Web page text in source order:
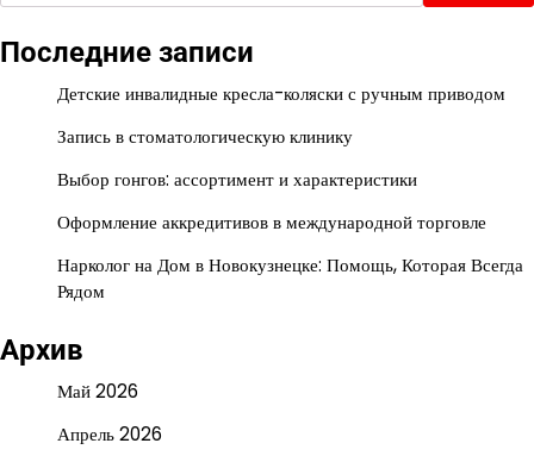
Последние записи
Детские инвалидные кресла-коляски с ручным приводом
Запись в стоматологическую клинику
Выбор гонгов: ассортимент и характеристики
Оформление аккредитивов в международной торговле
Нарколог на Дом в Новокузнецке: Помощь, Которая Всегда
Рядом
Архив
Май 2026
Апрель 2026